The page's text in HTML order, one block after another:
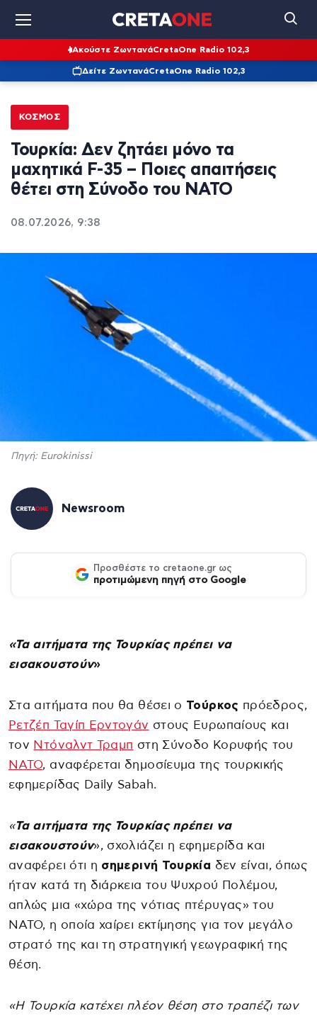
Ακούστε ΖωντανάCretaOne Radio 102,3
Δείτε ΖωντανάCretaOne Radio 102,3
ΚΌΣΜΟΣ
Τουρκία: Δεν ζητάει μόνο τα
μαχητικά F-35 – Ποιες απαιτήσεις
θέτει στη Σύνοδο του ΝΑΤΟ
08.07.2026, 9:38
Πηγή: Eurokinissi
Newsroom
Προσθέστε το cretaone.gr ως
προτιμώμενη πηγή στο Google
«Τα αιτήματα της Τουρκίας πρέπει να
εισακουστούν»
Στα αιτήματα που θα θέσει ο Τούρκος πρόεδρος,
Ρετζέπ Ταγίπ Ερντογάν στους Ευρωπαίους και
τον Ντόναλντ Τραμπ στη Σύνοδο Κορυφής του
ΝΑΤΟ, αναφέρεται δημοσίευμα της τουρκικής
εφημερίδας Daily Sabah.
«Τα αιτήματα της Τουρκίας πρέπει να
εισακουστούν», σχολιάζει η εφημερίδα και
αναφέρει ότι η σημερινή Τουρκία δεν είναι, όπως
ήταν κατά τη διάρκεια του Ψυχρού Πολέμου,
απλώς μια «χώρα της νότιας πτέρυγας» του
ΝΑΤΟ, η οποία χαίρει εκτίμησης για τον μεγάλο
στρατό της και τη στρατηγική γεωγραφική της
θέση.
«Η Τουρκία κατέχει πλέον θέση στο τραπέζι των